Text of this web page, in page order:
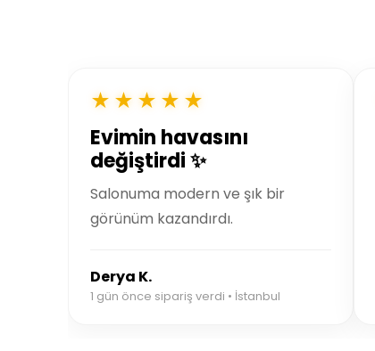
★★★★★
Evimin havasını
değiştirdi ✨
Salonuma modern ve şık bir
görünüm kazandırdı.
Derya K.
1 gün önce sipariş verdi • İstanbul